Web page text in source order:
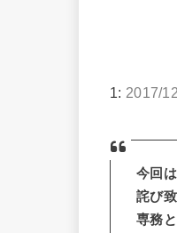
1: 2017/
今回
詫び
専務